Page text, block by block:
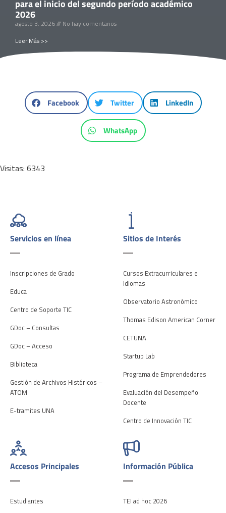
para el inicio del segundo período académico
2026
agosto 3, 2026
No hay comentarios
Leer Más >>
Facebook Twitter LinkedIn
WhatsApp
Visitas: 6343
Servicios en línea
Inscripciones de Grado
Educa
Centro de Soporte TIC
GDoc – Consultas
GDoc – Acceso
Biblioteca
Gestión de Archivos Históricos –
ATOM
E-tramites UNA
Sitios de Interés
Cursos Extracurriculares e
Idiomas
Observatorio Astronómico
Thomas Edison American Corner
CETUNA
Startup Lab
Programa de Emprendedores
Evaluación del Desempeño
Docente
Centro de Innovación TIC
Accesos Principales
Estudiantes
Información Pública
TEI ad hoc 2026